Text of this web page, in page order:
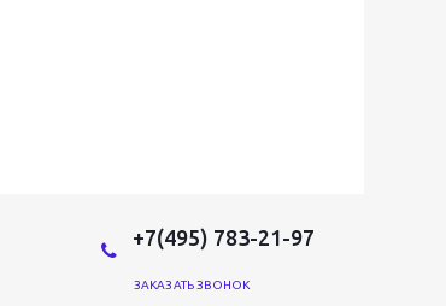
+7(495) 783-21-97
ЗАКАЗАТЬ ЗВОНОК